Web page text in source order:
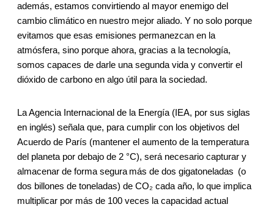
además, estamos convirtiendo al mayor enemigo del
cambio climático en nuestro mejor aliado. Y no solo porque
evitamos que esas emisiones permanezcan en la
atmósfera, sino porque ahora, gracias a la tecnología,
somos capaces de darle una segunda vida y convertir el
dióxido de carbono en algo útil para la sociedad.
La Agencia Internacional de la Energía (IEA, por sus siglas
en inglés) señala que, para cumplir con los objetivos del
Acuerdo de París (mantener el aumento de la temperatura
del planeta por debajo de 2 °C), será necesario capturar y
almacenar de forma segura más de dos gigatoneladas (o
dos billones de toneladas) de CO₂ cada año, lo que implica
multiplicar por más de 100 veces la capacidad actual